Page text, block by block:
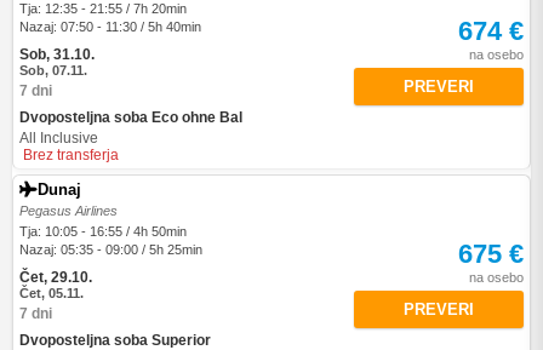
Tja: 12:35 - 21:55 / 7h 20min
Nazaj: 07:50 - 11:30 / 5h 40min
Sob, 31.10.
Sob, 07.11.
7 dni
Dvoposteljna soba Eco ohne Bal
All Inclusive
Brez transferja
674 €
na osebo
PREVERI
Dunaj
Pegasus Airlines
Tja: 10:05 - 16:55 / 4h 50min
Nazaj: 05:35 - 09:00 / 5h 25min
Čet, 29.10.
Čet, 05.11.
7 dni
Dvoposteljna soba Superior
675 €
na osebo
PREVERI